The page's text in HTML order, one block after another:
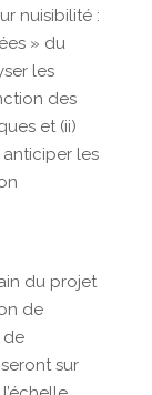
nuisibilité :
» du
les
des
et (ii)
les
du projet
de
de
sur